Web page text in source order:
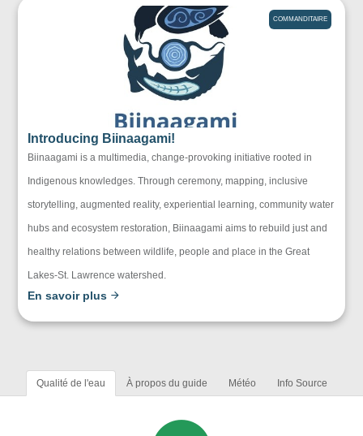
COMMANDITAIRE
Introducing Biinaagami!
Biinaagami is a multimedia, change-provoking initiative rooted in
Indigenous knowledges. Through ceremony, mapping, inclusive
storytelling, augmented reality, experiential learning, community water
hubs and ecosystem restoration, Biinaagami aims to rebuild just and
healthy relations between wildlife, people and place in the Great
Lakes-St. Lawrence watershed.
En savoir plus
Qualité de l'eau À propos du guide Météo Info Source